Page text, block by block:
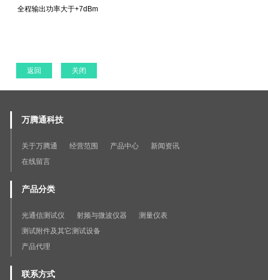
全程输出功率大于+7dBm
返回 关闭
万腾通科技
关于万腾通 经营范围 产品中心
新闻资讯
在线留言
产品分类
光通信测试仪 射频与微波仪器
测量仪表
测试附件及其它测试设备
产品代理
联系方式